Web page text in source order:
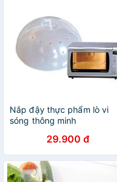
Nắp đậy thực phẩm lò vi
sóng thông minh
29.900 đ